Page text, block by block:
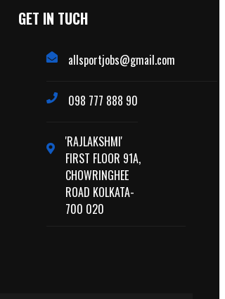
GET IN TUCH
allsportjobs@gmail.com
098 777 888 90
'RAJLAKSHMI'
FIRST FLOOR 91A,
CHOWRINGHEE
ROAD KOLKATA-
700 020